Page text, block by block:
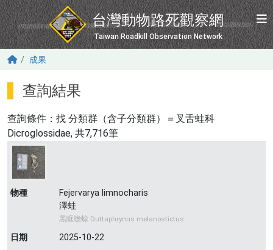
移至主內容
台灣動物路死觀察網
Taiwan Roadkill Observation Network
成果
查詢結果
查詢條件：找 分類群（含子分類群）＝叉舌蛙科
Dicroglossidae, 共7,716筆
物種
Fejervarya limnocharis
澤蛙
黑眶蟾蜍 Duttaphrynus melanostictus
日期
2025-10-22